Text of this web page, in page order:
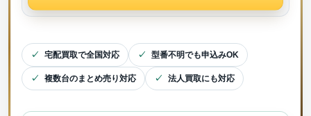
宅配買取で全国対応 型番不明でも申込みOK
複数台のまとめ売り対応 法人買取にも対応